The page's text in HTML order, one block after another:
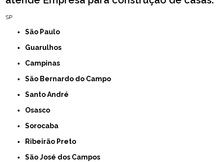
SP
São Paulo
Guarulhos
Campinas
São Bernardo do Campo
Santo André
Osasco
Sorocaba
Ribeirão Preto
São José dos Campos